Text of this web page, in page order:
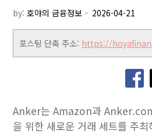
by:호야의 금융정보
포스팅 단축 주소: https://
Anker는 Amazon과
을 위한 새로운 거래 세트를 주